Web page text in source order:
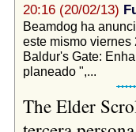
20:16 (20/02/13)
Beamdog ha
este mismo viernes
Baldur's Gate:
planeado ",...
The Elder